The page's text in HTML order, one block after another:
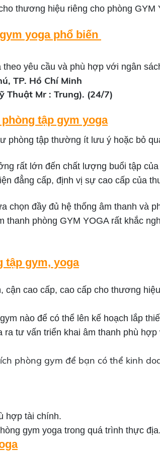
thương hiệu riêng cho phòng GYM
yoga phổ biến
yêu cầu và phù hợp với ngân
TP. Hồ Chí Minh
Thuật Mr : Trung). (24/7)
tập gym yoga
phòng tập thường ít lưu ý hoặc bỏ
rất lớn đến chất lượng buổi tập
đẳng cấp, định vị sự cao cấp của
đầy đủ hệ thống âm thanh và
phòng GYM YOGA rất khắc
tập gym, yoga
cao cấp, cao cấp cho thương
nào để có thể lên kế hoạch lắp
tư vấn triển khai âm thanh phù
phòng gym để bạn có thể kinh
hợp tài chính.
gym yoga trong quá trình thực địa.